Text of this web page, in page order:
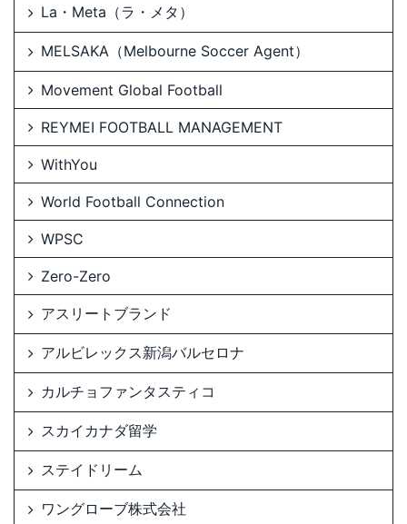
La・Meta（ラ・メタ）
MELSAKA（Melbourne Soccer Agent）
Movement Global Football
REYMEI FOOTBALL MANAGEMENT
WithYou
World Football Connection
WPSC
Zero-Zero
アスリートブランド
アルビレックス新潟バルセロナ
カルチョファンタスティコ
スカイカナダ留学
ステイドリーム
ワングローブ株式会社